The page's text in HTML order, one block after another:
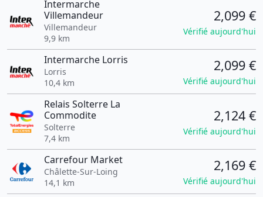
Intermarche
Villemandeur
Villemandeur
9,9 km
2,099 €
Vérifié aujourd'hui
Intermarche Lorris
Lorris
10,4 km
2,099 €
Vérifié aujourd'hui
Relais Solterre La
Commodite
Solterre
7,4 km
2,124 €
Vérifié aujourd'hui
Carrefour Market
Châlette-Sur-Loing
14,1 km
2,169 €
Vérifié aujourd'hui